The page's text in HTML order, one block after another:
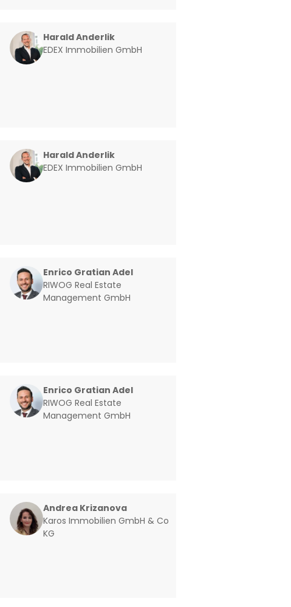
Harald Anderlik
EDEX Immobilien GmbH
Harald Anderlik
EDEX Immobilien GmbH
Enrico Gratian Adel
RIWOG Real Estate
Management GmbH
Enrico Gratian Adel
RIWOG Real Estate
Management GmbH
Andrea Krizanova
Karos Immobilien GmbH & Co
KG